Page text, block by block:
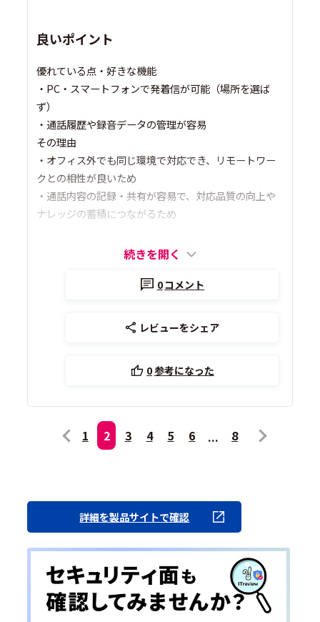
良いポイント
優れている点・好きな機能
・PC・スマートフォンで発着信が可能（場所を選ば
ず）
・通話履歴や録音データの管理が容易
その理由
・オフィス外でも同じ環境で対応でき、リモートワー
クとの相性が良いため
・通話内容の記録・共有が容易で、対応品質の向上や
ナレッジの蓄積につながるため
続きを開く
0コメント
レビューをシェア
0参考になった
1 2 3 4 5 6 8
詳細を製品サイトで確認